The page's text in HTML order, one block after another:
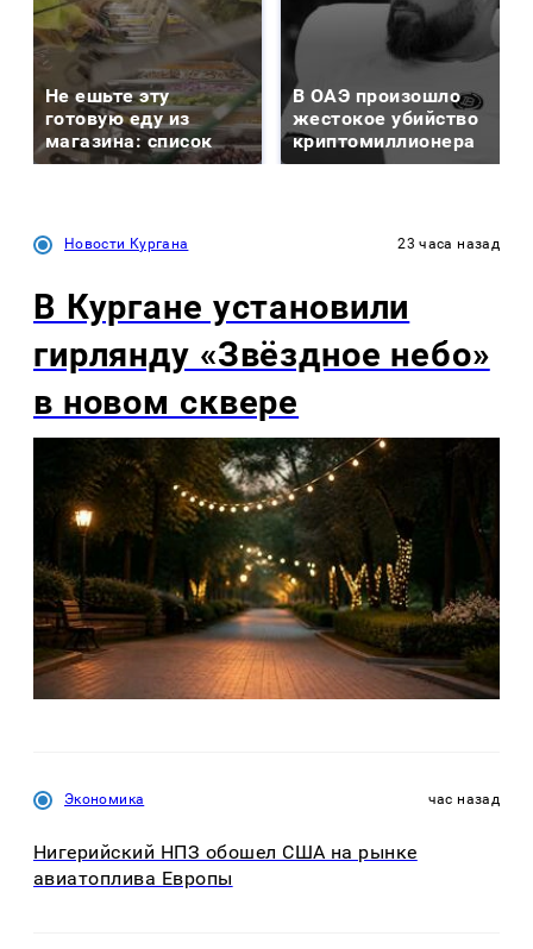
Не ешьте эту
готовую еду из
магазина: список
В ОАЭ произошло
жестокое убийство
криптомиллионера
Новости Кургана 23 часа назад
В Кургане установили
гирлянду «Звёздное небо»
в новом сквере
Экономика час назад
Нигерийский НПЗ обошел США на рынке
авиатоплива Европы